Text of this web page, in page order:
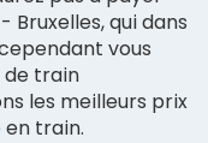
Bruxelles, qui dans
vous
de train
les meilleurs prix
train.